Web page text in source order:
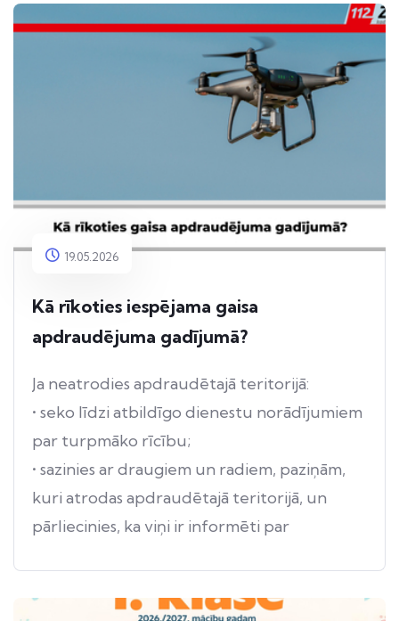
19.05.2026
Kā rīkoties iespējama gaisa
apdraudējuma gadījumā?
Ja neatrodies apdraudētajā teritorijā:
• seko līdzi atbildīgo dienestu norādījumiem
par turpmāko rīcību;
• sazinies ar draugiem un radiem, paziņām,
kuri atrodas apdraudētajā teritorijā, un
pārliecinies, ka viņi ir informēti par